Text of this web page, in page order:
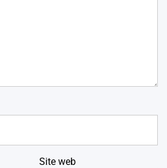
Site web